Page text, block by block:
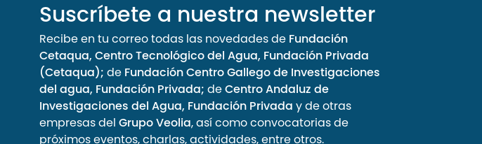
Suscríbete a nuestra newsletter
Recibe en tu correo todas las novedades de Fundación
Cetaqua, Centro Tecnológico del Agua, Fundación Privada
(Cetaqua); de Fundación Centro Gallego de Investigaciones
del agua, Fundación Privada; deCentro Andaluz de
Investigaciones del Agua, Fundación Privada y de otras
empresas del Grupo Veolia, así como convocatorias de
próximos eventos, charlas, actividades, entre otros.